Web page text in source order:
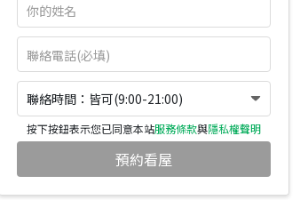
聯絡時間：皆可(9:00-21:00)
按下按鈕表示您已同意本站服務條款與隱私權聲明
預約看屋